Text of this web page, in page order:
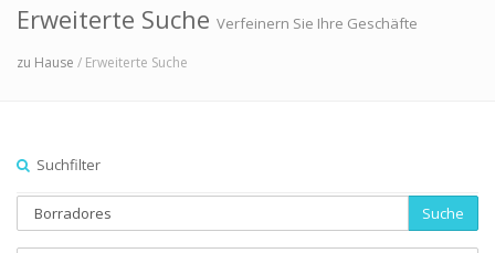
Erweiterte Suche Verfeinern Sie Ihre Geschäfte
zu Hause / Erweiterte Suche
Suchfilter
Suche